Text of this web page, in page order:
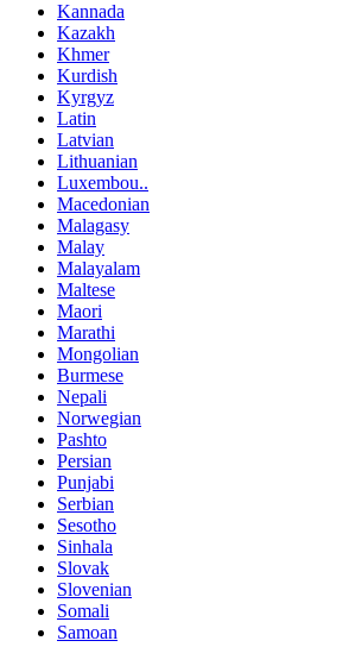
Kannada
Kazakh
Khmer
Kurdish
Kyrgyz
Latin
Latvian
Lithuanian
Luxembou..
Macedonian
Malagasy
Malay
Malayalam
Maltese
Maori
Marathi
Mongolian
Burmese
Nepali
Norwegian
Pashto
Persian
Punjabi
Serbian
Sesotho
Sinhala
Slovak
Slovenian
Somali
Samoan